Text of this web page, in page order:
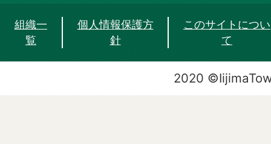
組織一
覧
個人情報保護方
針
このサイトについ
て
2020